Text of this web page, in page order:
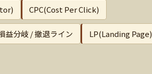
CPC(Cost Per Click)
益分岐 / 撤退ライン LP(Landing Page)